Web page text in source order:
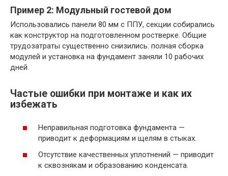
Пример 2: Модульный гостевой дом
Использовались панели 80 мм с ППУ, секции собирались
как конструктор на подготовленном ростверке. Общие
трудозатраты существенно снизились: полная сборка
модулей и установка на фундамент заняли 10 рабочих
дней.
Частые ошибки при монтаже и как их
избежать
Неправильная подготовка фундамента —
приводит к деформациям и щелям в стыках.
Отсутствие качественных уплотнений — приводит
к сквознякам и образованию конденсата.